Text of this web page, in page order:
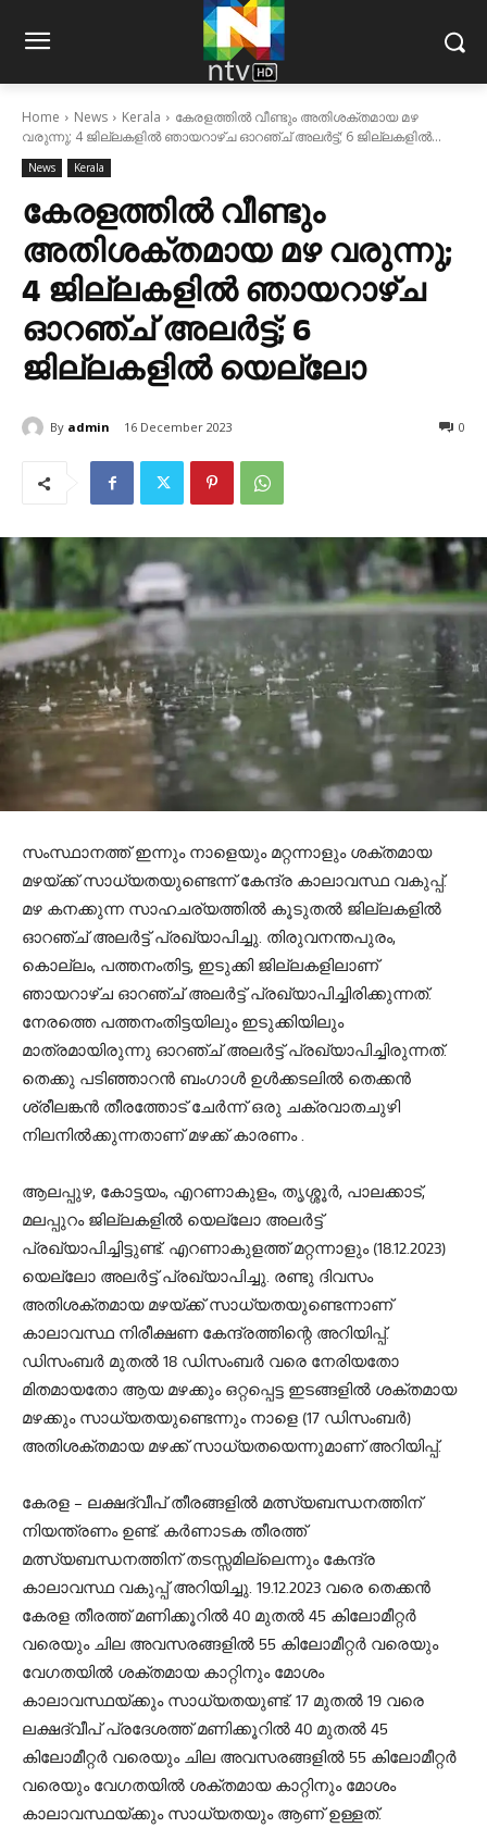
Home News Kerala
കേരളത്തിൽ വീണ്ടും അതിശക്തമായ മഴ
വരുന്നു; 4 ജില്ലകളിൽ ഞായറാഴ്ച ഓറഞ്ച് അലർട്ട്; 6 ജില്ലകളിൽ...
News Kerala
കേരളത്തിൽ വീണ്ടും
അതിശക്തമായ മഴ വരുന്നു;
4 ജില്ലകളിൽ ഞായറാഴ്ച
ഓറഞ്ച് അലർട്ട്; 6
ജില്ലകളിൽ യെല്ലോ
By admin 16 December 2023 0
സംസ്ഥാനത്ത് ഇന്നും നാളെയും മറ്റന്നാളും ശക്തമായ
മഴയ്ക്ക് സാധ്യതയുണ്ടെന്ന് കേന്ദ്ര കാലാവസ്ഥ വകുപ്പ്.
മഴ കനക്കുന്ന സാഹചര്യത്തില്‍ കൂടുതല്‍ ജില്ലകളില്‍
ഓറഞ്ച് അലര്‍ട്ട് പ്രഖ്യാപിച്ചു. തിരുവനന്തപുരം,
കൊല്ലം, പത്തനംതിട്ട, ഇടുക്കി ജില്ലകളിലാണ്
ഞായറാഴ്ച ഓറഞ്ച് അലര്‍ട്ട് പ്രഖ്യാപിച്ചിരിക്കുന്നത്.
നേരത്തെ പത്തനംതിട്ടയിലും ഇടുക്കിയിലും
മാത്രമായിരുന്നു ഓറഞ്ച് അലര്‍ട്ട് പ്രഖ്യാപിച്ചിരുന്നത്.
തെക്കു പടിഞ്ഞാറൻ ബംഗാൾ ഉൾക്കടലിൽ തെക്കൻ
ശ്രീലങ്കൻ തീരത്തോട് ചേർന്ന് ഒരു ചക്രവാതചുഴി
നിലനിൽക്കുന്നതാണ് മഴക്ക് കാരണം .
ആലപ്പുഴ, കോട്ടയം, എറണാകുളം, തൃശ്ശൂര്‍, പാലക്കാട്,
മലപ്പുറം ജില്ലകളില്‍ യെല്ലോ അലർട്ട്
പ്രഖ്യാപിച്ചിട്ടുണ്ട്. എറണാകുളത്ത് മറ്റന്നാളും (18.12.2023)
യെല്ലോ അലര്‍ട്ട് പ്രഖ്യാപിച്ചു. രണ്ടു ദിവസം
അതിശക്തമായ മഴയ്ക്ക് സാധ്യതയുണ്ടെന്നാണ്
കാലാവസ്ഥ നിരീക്ഷണ കേന്ദ്രത്തിന്റെ അറിയിപ്പ്.
ഡിസംബർ മുതൽ 18 ഡിസംബർ വരെ നേരിയതോ
മിതമായതോ ആയ മഴക്കും ഒറ്റപ്പെട്ട ഇടങ്ങളിൽ ശക്തമായ
മഴക്കും സാധ്യതയുണ്ടെന്നും നാളെ (17 ഡിസംബർ)
അതിശക്തമായ മഴക്ക് സാധ്യതയെന്നുമാണ് അറിയിപ്പ്.
കേരള – ലക്ഷദ്വീപ് തീരങ്ങളിൽ മത്സ്യബന്ധനത്തിന്
നിയന്ത്രണം ഉണ്ട്. കർണാടക തീരത്ത്
മത്സ്യബന്ധനത്തിന് തടസ്സമില്ലെന്നും കേന്ദ്ര
കാലാവസ്ഥ വകുപ്പ് അറിയിച്ചു. 19.12.2023 വരെ തെക്കൻ
കേരള തീരത്ത് മണിക്കൂറിൽ 40 മുതൽ 45 കിലോമീറ്റർ
വരെയും ചില അവസരങ്ങളിൽ 55 കിലോമീറ്റർ വരെയും
വേഗതയിൽ ശക്തമായ കാറ്റിനും മോശം
കാലാവസ്ഥയ്ക്കും സാധ്യതയുണ്ട്. 17 മുതൽ 19 വരെ
ലക്ഷദ്വീപ് പ്രദേശത്ത് മണിക്കൂറിൽ 40 മുതൽ 45
കിലോമീറ്റർ വരെയും ചില അവസരങ്ങളിൽ 55 കിലോമീറ്റർ
വരെയും വേഗതയിൽ ശക്തമായ കാറ്റിനും മോശം
കാലാവസ്ഥയ്ക്കും സാധ്യതയും ആണ് ഉള്ളത്.